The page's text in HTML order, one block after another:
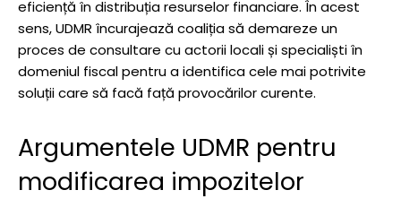
eficiență în distribuția resurselor financiare. În acest
sens, UDMR încurajează coaliția să demareze un
proces de consultare cu actorii locali și specialiști în
domeniul fiscal pentru a identifica cele mai potrivite
soluții care să facă față provocărilor curente.
Argumentele UDMR pentru
modificarea impozitelor